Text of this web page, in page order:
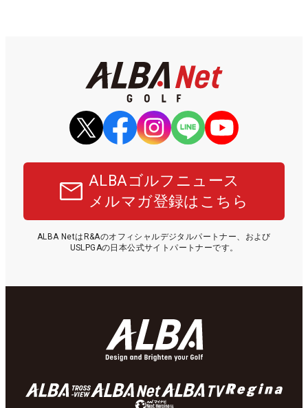
ALBAゴルフニュース
メルマガ登録はこちら
ALBA NetはR&Aのオフィシャルデジタルパートナー、および
USLPGAの日本公式サイトパートナーです。